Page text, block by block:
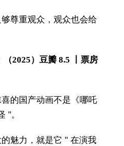
尊重观众，观众也会给
2025） 豆瓣 8.5 丨票房
的国产动画不是《哪吒
"。
的魅力，就是它 " 在演我